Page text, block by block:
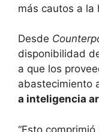
más cautos a la
Desde
disponibilidad
a que los
abastecimiento
a inteligencia
“Esto